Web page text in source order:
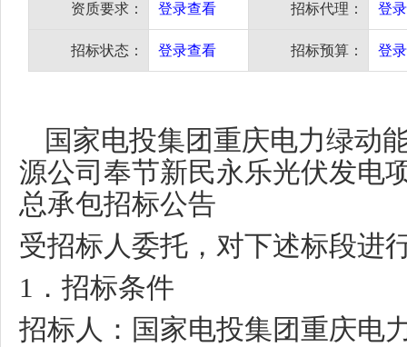
资质要求： 登录查看 招标代理： 登
招标状态： 登录查看 招标预算： 登
国家电投集团重庆电力绿动
源公司奉节新民永乐光伏发电
总承包招标公告
受招标人委托，对下述标段进
1 ．招标条件
招标人：国家电投集团重庆电